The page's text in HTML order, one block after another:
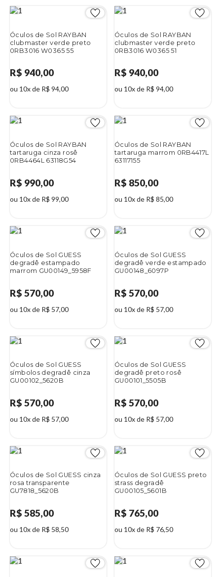
Óculos de Sol RAYBAN
clubmaster verde preto
0RB3016 W0365 55
R$ 940,00
ou 10x de R$ 94,00
Óculos de Sol RAYBAN
clubmaster verde preto
0RB3016 W0365 51
R$ 940,00
ou 10x de R$ 94,00
Óculos de Sol RAYBAN
tartaruga cinza rosê
0RB4464L 63118G54
R$ 990,00
ou 10x de R$ 99,00
Óculos de Sol RAYBAN
tartaruga marrom 0RB4417L
63117155
R$ 850,00
ou 10x de R$ 85,00
Óculos de Sol GUESS
degradê estampado
marrom GU00149_5958F
R$ 570,00
ou 10x de R$ 57,00
Óculos de Sol GUESS
degradê verde estampado
GU00148_6097P
R$ 570,00
ou 10x de R$ 57,00
Óculos de Sol GUESS
símbolos degradê cinza
GU00102_5620B
R$ 570,00
ou 10x de R$ 57,00
Óculos de Sol GUESS
degradê preto rosê
GU00101_5505B
R$ 570,00
ou 10x de R$ 57,00
Óculos de Sol GUESS cinza
rosa transparente
GU7818_5620B
R$ 585,00
ou 10x de R$ 58,50
Óculos de Sol GUESS preto
strass degradê
GU00105_5601B
R$ 765,00
ou 10x de R$ 76,50